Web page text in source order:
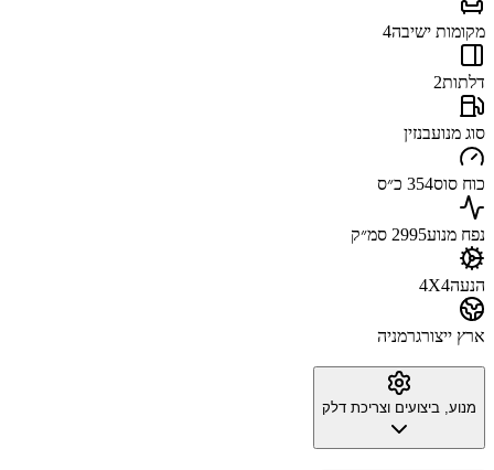
מקומות ישיבה4
דלתות2
סוג מנועבנזין
כוח סוס354 כ״ס
נפח מנוע2995 סמ״ק
הנעה4X4
ארץ ייצורגרמניה
מנוע, ביצועים וצריכת דלק